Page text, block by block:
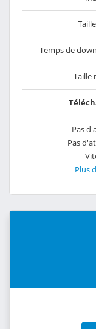
Temps de
Taille
Pas
Pas
Plus